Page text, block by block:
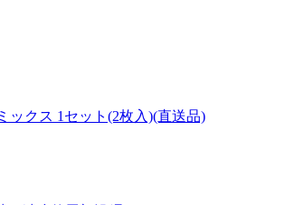
ックス 1セット(2枚入)(直送品)